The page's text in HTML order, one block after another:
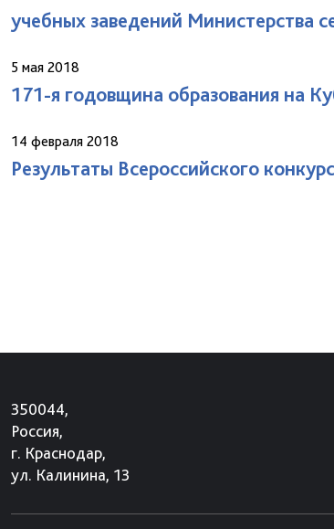
учебных заведений Министерства
5 мая 2018
171-я годовщина образования на
14 февраля 2018
Результаты Всероссийского
350044,
Россия,
г. Краснодар,
ул. Калинина, 13